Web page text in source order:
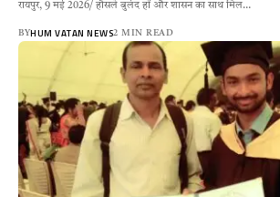
रायपुर, 9 मई 2026/ हौसले बुलंद हों और शासन का साथ मिल…
BYHUM VATAN NEWS2 MIN READ